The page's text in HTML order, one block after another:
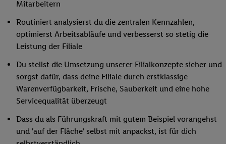
Mitarbeitern
Routiniert analysierst du die zentralen Kennzahlen,
optimierst Arbeitsabläufe und verbesserst so stetig die
Leistung der Filiale
Du stellst die Umsetzung unserer Filialkonzepte sicher und
sorgst dafür, dass deine Filiale durch erstklassige
Warenverfügbarkeit, Frische, Sauberkeit und eine hohe
Servicequalität überzeugt
Dass du als Führungskraft mit gutem Beispiel vorangehst
und 'auf der Fläche' selbst mit anpackst, ist für dich